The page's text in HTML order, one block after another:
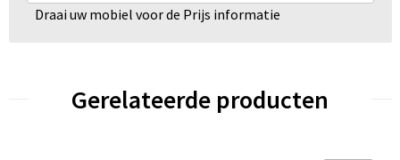
Draai uw mobiel voor de Prijs informatie
Gerelateerde producten